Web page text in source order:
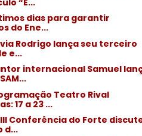
dias para garantir
do Ene...
Rodrigo lança seu terceiro
e...
internacional Samuel
Teatro Rival
17 a 23 ...
Conferência do Forte
d...